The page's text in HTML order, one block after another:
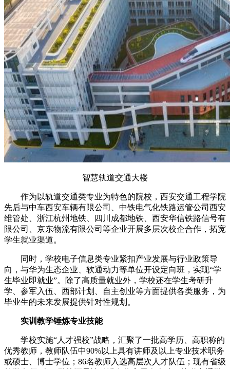
智慧轨道交通大楼
作为以轨道交通类专业为特色的院校，西安交通工程学院
先后与中车西安车辆有限公司、中铁电气化铁路运管公司西安
维管处、浙江杭州地铁、四川成都地铁、西安华信铁路信号有
限公司、京东物流有限公司等企业开展多层次校企合作，拓宽
学生就业渠道。
同时，学校电子信息类专业紧扣产业发展与行业政策导
向，与华为生态企业、软通动力等单位开设定向班，实现“学
生毕业即就业”。除了高质量就业外，学校还在学生考研升
学、参军入伍、西部计划、自主创业等方面提供各类服务，为
毕业生的未来发展提供针对性规划。
实训教学锤炼专业技能
学校实施“人才强校”战略，汇聚了一批高学历、高职称的
优秀教师，教师队伍中90%以上具有讲师及以上专业技术职务
或硕士、博士学位；86名教师入选高层次人才队伍；现有省级